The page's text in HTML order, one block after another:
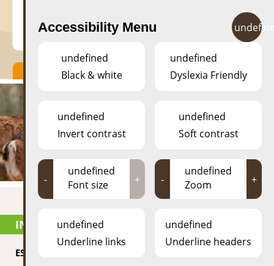
INFORMATIOUNEN
ESCHER DÉIEREPARK
Accessibility Menu
undefined
Black & white
undefined
Dyslexia Friendly
undefined
Invert contrast
undefined
Soft contrast
-
undefined
Font size
+ -
undefined
Zoom
+
undefined
Underline links
undefined
Underline headers